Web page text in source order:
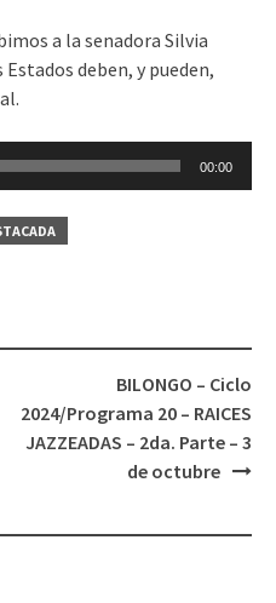
a la senadora Silvia
deben, y pueden,
00:00
BILONGO – Ciclo
2024/Programa 20 – RAICES
JAZZEADAS – 2da. Parte – 3
de octubre